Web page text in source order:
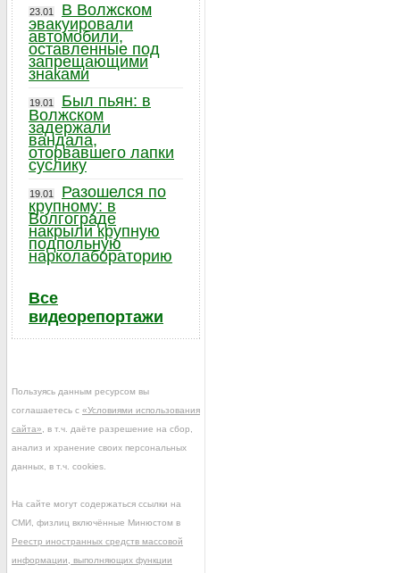
23.01
В Волжском
эвакуировали
автомобили,
оставленные под
запрещающими
знаками
19.01
Был пьян: в
Волжском
задержали
вандала,
оторвавшего лапки
суслику
19.01
Разошелся по
крупному: в
Волгограде
накрыли крупную
подпольную
нарколабораторию
Все
видеорепортажи
Пользуясь данным ресурсом вы
соглашаетесь с «Условиями использования
сайта» , в т.ч. даёте разрешение на сбор,
анализ и хранение своих персональных
данных, в т.ч. cookies.
На сайте могут содержаться ссылки на
СМИ, физлиц включённые Минюстом в
Реестр иностранных средств массовой
информации, выполняющих функции